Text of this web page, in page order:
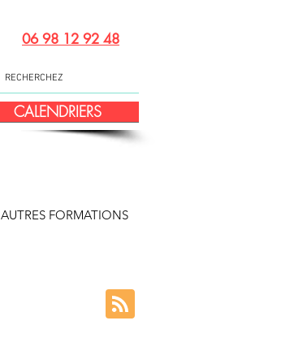
06 98 12 92 48
CALENDRIERS
AUTRES FORMATIONS